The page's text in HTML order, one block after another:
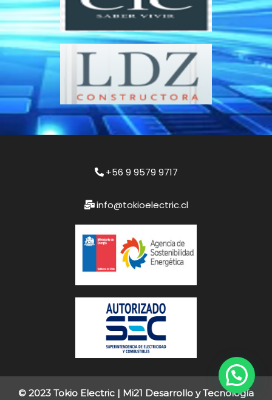
+56 9 9579 9717
info@tokioelectric.cl
© 2023 Tokio Electric | Mi21 Desarrollo y Tecnología